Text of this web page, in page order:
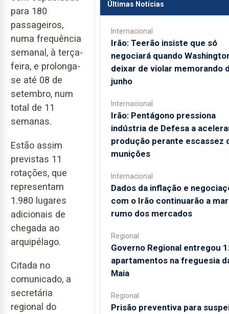
para 180
passageiros,
numa frequência
semanal, à terça-
feira, e prolonga-
se até 08 de
setembro, num
total de 11
semanas.
Estão assim
previstas 11
rotações, que
representam
1.980 lugares
adicionais de
chegada ao
arquipélago.
Citada no
comunicado, a
secretária
regional do
Últimas Notícias
Internacional
Irão: Teerão insiste que só
negociará quando
deixar de violar memorando
junho
Internacional
Irão: Pentágono pressiona
indústria de Defesa a
produção perante escassez
munições
Internacional
Dados da inflação e
com o Irão continuarão a
rumo dos mercados
Regional
Governo Regional entregou
apartamentos na freguesia
Maia
Regional
Prisão preventiva para